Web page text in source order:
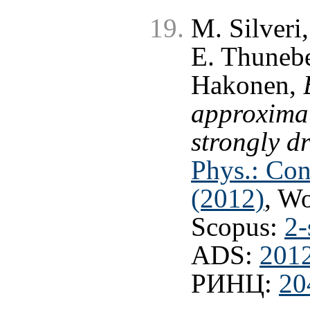
M.
E.
Hakonen,
strongly
Phys.:
(2012),
Scopus:
ADS:
РИНЦ: